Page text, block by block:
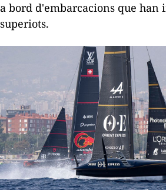
a bord d'embarcacions que han
superiots.